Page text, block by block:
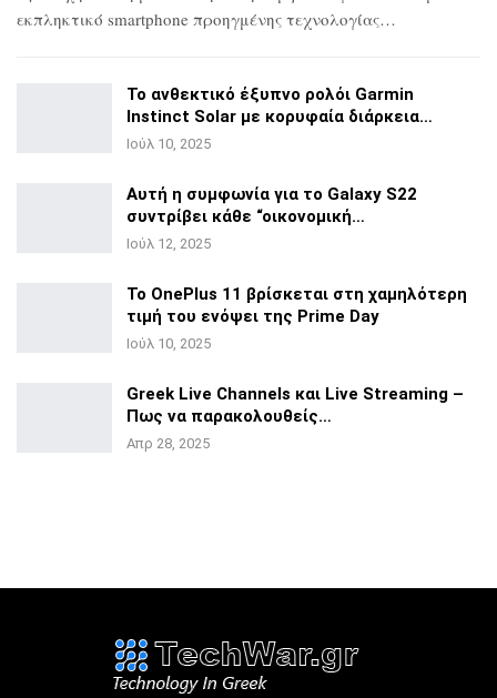
εκπληκτικό smartphone προηγμένης τεχνολογίας…
Το ανθεκτικό έξυπνο ρολόι Garmin
Instinct Solar με κορυφαία διάρκεια…
Ιούλ 10, 2025
Αυτή η συμφωνία για το Galaxy S22
συντρίβει κάθε “οικονομική…
Ιούλ 12, 2025
Το OnePlus 11 βρίσκεται στη χαμηλότερη
τιμή του ενόψει της Prime Day
Ιούλ 10, 2025
Greek Live Channels και Live Streaming –
Πως να παρακολουθείς…
Απρ 28, 2025